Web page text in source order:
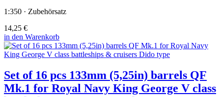
1:350 · Zubehörsatz
14,25 €
in den Warenkorb
Set of 16 pcs 133mm (5,25in) barrels QF
Mk.1 for Royal Navy King George V class